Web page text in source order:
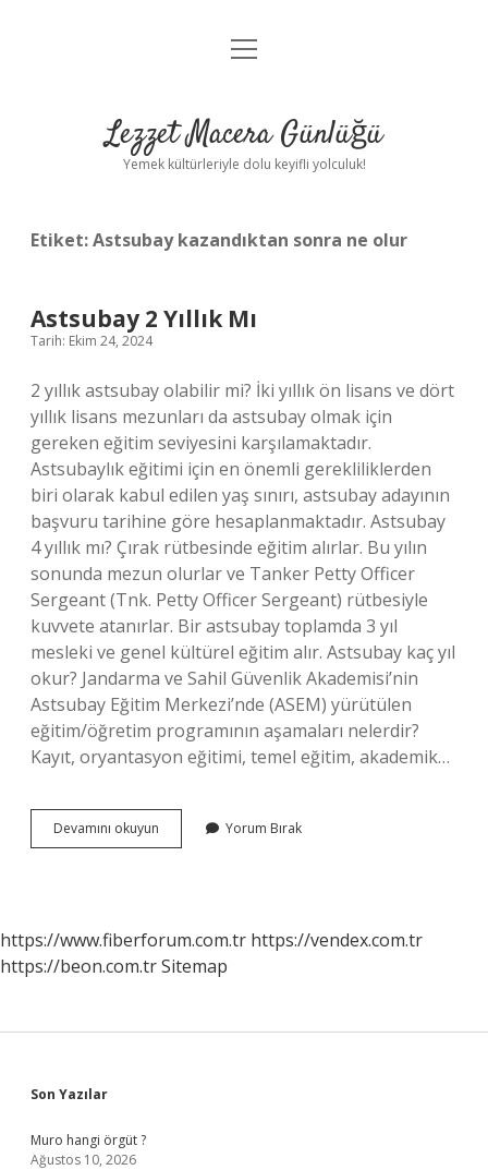
Anasayfa
Yasal Uyarı
menüyü
Lezzet Macera Günlüğü
Yemek kültürleriyle dolu keyifli yolculuk!
Etiket:Astsubay kazandıktan sonra ne olur
Astsubay 2 Yıllık Mı
Tarih: Ekim 24, 2024
2 yıllık astsubay olabilir mi? İki yıllık ön lisans ve dört
yıllık lisans mezunları da astsubay olmak için
gereken eğitim seviyesini karşılamaktadır.
Astsubaylık eğitimi için en önemli gerekliliklerden
biri olarak kabul edilen yaş sınırı, astsubay adayının
başvuru tarihine göre hesaplanmaktadır. Astsubay
4 yıllık mı? Çırak rütbesinde eğitim alırlar. Bu yılın
sonunda mezun olurlar ve Tanker Petty Officer
Sergeant (Tnk. Petty Officer Sergeant) rütbesiyle
kuvvete atanırlar. Bir astsubay toplamda 3 yıl
mesleki ve genel kültürel eğitim alır. Astsubay kaç yıl
okur? Jandarma ve Sahil Güvenlik Akademisi’nin
Astsubay Eğitim Merkezi’nde (ASEM) yürütülen
eğitim/öğretim programının aşamaları nelerdir?
Kayıt, oryantasyon eğitimi, temel eğitim, akademik…
Devamını okuyun Astsubay
2
Yorum Bırak
https://www.fiberforum.com.tr https://vendex.com.tr
https://beon.com.trSitemap
Sidebar
Son Yazılar
Muro hangi örgüt ?
Ağustos 10, 2026